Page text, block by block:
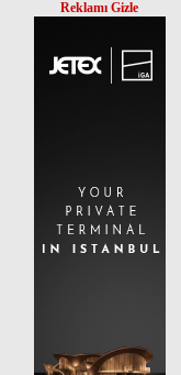
Reklamı Gizle